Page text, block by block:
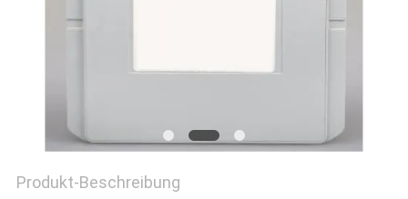
Produkt-Beschreibung